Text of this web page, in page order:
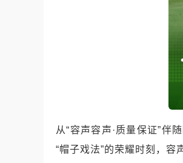
从“容声容声·质量保证”伴
“帽子戏法”的荣耀时刻，